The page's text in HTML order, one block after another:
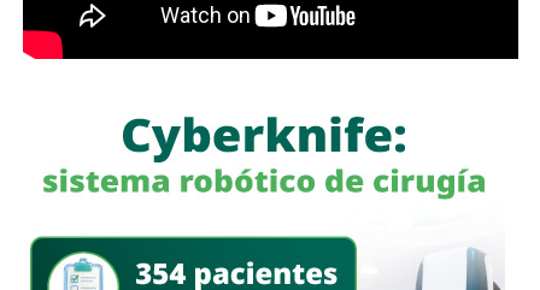
García Cázaresllamó a la ciudadanía a denunciar
cualquier conducta irregular y aclaró que el llamado no se
“apertura total” de la dependencia para recibir esas
delincuentes y asegura armas durante operativos en SLP